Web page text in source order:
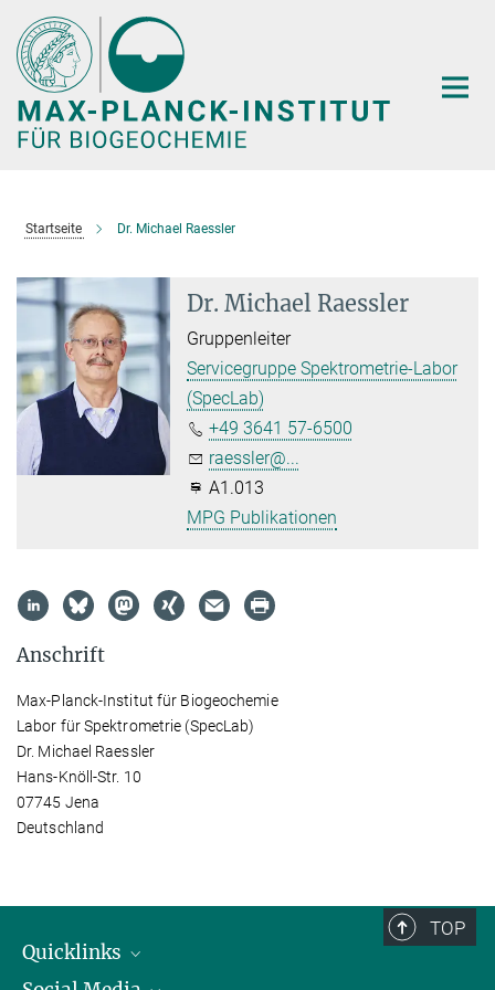
Hauptinhalt
Startseite Dr. Michael Raessler
Dr. Michael Raessler
Gruppenleiter
Servicegruppe Spektrometrie-Labor
(SpecLab)
+49 3641 57-6500
raessler@...
A1.013
MPG Publikationen
Anschrift
Max-Planck-Institut für Biogeochemie
Labor für Spektrometrie (SpecLab)
Dr. Michael Raessler
Hans-Knöll-Str. 10
07745 Jena
Deutschland
TOP
Quicklinks